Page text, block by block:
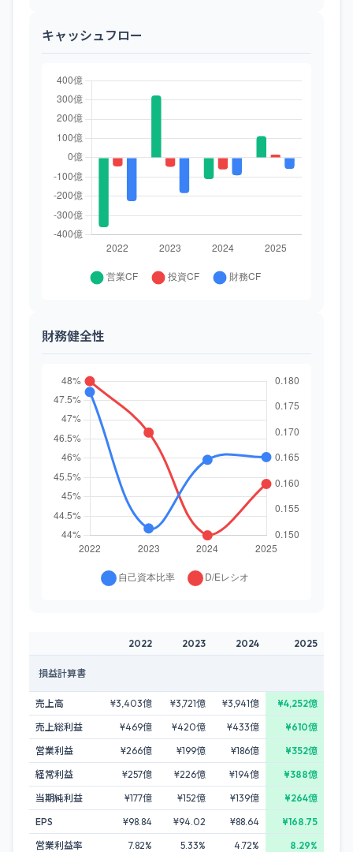
キャッシュフロー
財務健全性
2022 2023 2024 2025
損益計算書
売上高 ¥3,403億 ¥3,721億 ¥3,941億
¥4,252億
売上総利益
¥469億 ¥420億 ¥433億
¥610億
営業利益
¥266億 ¥199億 ¥186億
¥352億
経常利益
¥257億 ¥226億 ¥194億
¥388億
当期純利益
¥177億 ¥152億 ¥139億
¥264億
EPS
¥98.84 ¥94.02 ¥88.64
¥168.75
営業利益率
7.82% 5.33% 4.72% 8.29%